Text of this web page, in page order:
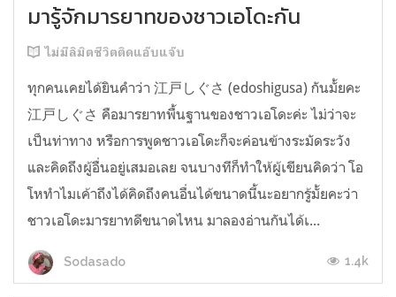
มารู้จักมารยาทของชาวเอโดะกัน
ไม่มีลิมิตชีวิตติดแอ๊บแจ๊บ
ทุกคนเคยได้ยินคำว่า 江戸しぐさ (edoshigusa) กันมั้ยคะ
江戸しぐさ คือมารยาทพื้นฐานของชาวเอโดะค่ะ ไม่ว่าจะ
เป็นท่าทาง หรือการพูดชาวเอโดะก็จะค่อนข้างระมัดระวัง
และคิดถึงผู้อื่นอยู่เสมอเลย จนบางทีก็ทำให้ผู้เขียนคิดว่า โอ
โหทำไมเค้าถึงได้คิดถึงคนอื่นได้ขนาดนี้นะอยากรู้มั้ยคะว่า
ชาวเอโดะมารยาทดีขนาดไหน มาลองอ่านกันได้เ...
Sodasado 1.4k